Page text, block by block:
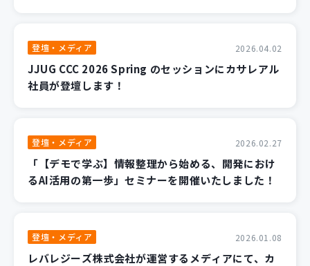
登壇・メディア 2026.04.02
JJUG CCC 2026 Spring のセッションにカサレアル
社員が登壇します！
登壇・メディア 2026.02.27
「【デモで学ぶ】情報整理から始める、開発におけ
るAI活用の第一歩」セミナーを開催いたしました！
登壇・メディア 2026.01.08
レバレジーズ株式会社が運営するメディアにて、カ